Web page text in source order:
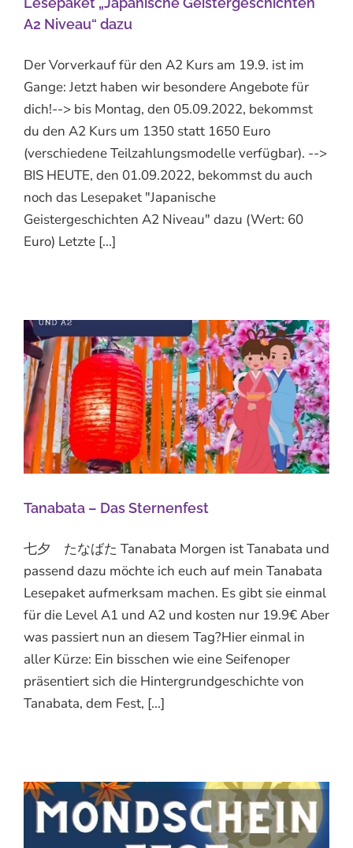
A2 Niveau“ dazu
Der Vorverkauf für den A2 Kurs am 19.9. ist im
Gange: Jetzt haben wir besondere Angebote für
dich!--> bis Montag, den 05.09.2022, bekommst
du den A2 Kurs um 1350 statt 1650 Euro
(verschiedene Teilzahlungsmodelle verfügbar). -->
BIS HEUTE, den 01.09.2022, bekommst du auch
noch das Lesepaket "Japanische
Geistergeschichten A2 Niveau" dazu (Wert: 60
Euro) Letzte [...]
Tanabata – Das Sternenfest
七夕 たなばた Tanabata Morgen ist Tanabata und
passend dazu möchte ich euch auf mein Tanabata
Lesepaket aufmerksam machen. Es gibt sie einmal
für die Level A1 und A2 und kosten nur 19.9€ Aber
was passiert nun an diesem Tag?Hier einmal in
aller Kürze: Ein bisschen wie eine Seifenoper
präsentiert sich die Hintergrundgeschichte von
Tanabata, dem Fest, [...]